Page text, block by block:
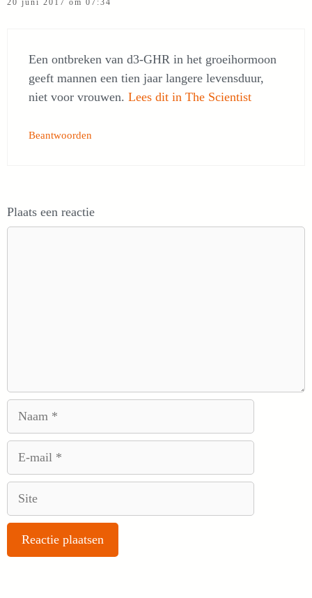
20 juni 2017 om 07:34
Een ontbreken van d3-GHR in het groeihormoon
geeft mannen een tien jaar langere levensduur,
niet voor vrouwen. Lees dit in The Scientist
Beantwoorden
Plaats een reactie